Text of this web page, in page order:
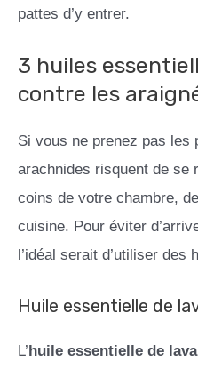
pattes d’y entrer.
3 huiles
contre les
Si vous ne prenez pas les
arachnides risquent de se
coins de votre chambre,
cuisine. Pour éviter
l’idéal serait d’utiliser des
Huile essentielle de
L’huile essentielle de